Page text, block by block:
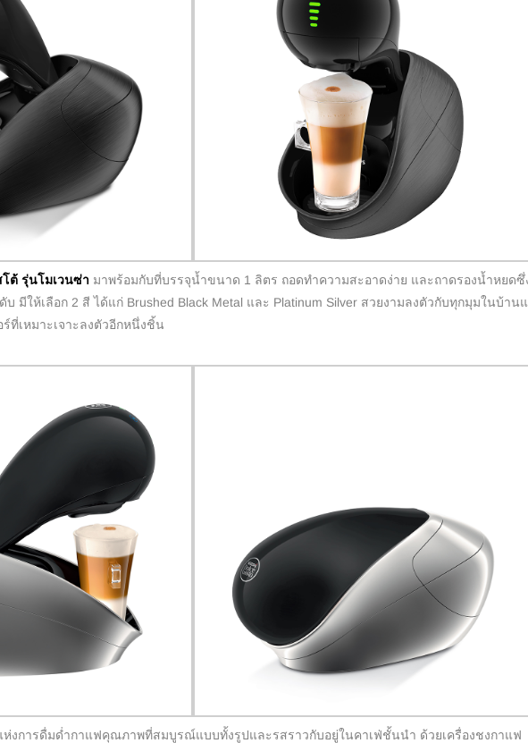
ต้ รุ่นโมเวนซ่า มาพร้อมกับที่บรรจุน้ำขนาด 1 ลิตร ถอดทำความสะอาดง่าย และถาดรองน้ำหยดซึ่
มีให้เลือก 2 สี ได้แก่ Brushed Black Metal และ Platinum Silver สวยงามลงตัวกับทุกมุมในบ้าน
ที่เหมาะเจาะลงตัวอีกหนึ่งชิ้น
มด่ำกาแฟคุณภาพที่สมบูรณ์แบบทั้งรูปและรสราวกับอยู่ในคาเฟ่ชั้นนำ ด้วยเครื่องชงกาแฟ